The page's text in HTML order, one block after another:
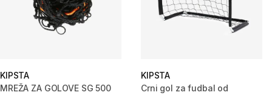
KIPSTA
MREŽA ZA GOLOVE SG 500
KIPSTA
Crni gol za fudbal od